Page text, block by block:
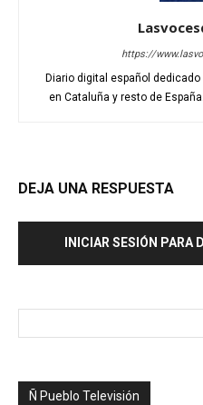
https://
Diario digital español
en Cataluña y resto de
DEJA UNA RESPUESTA
INICIAR SESIÓN PARA
Ñ Pueblo Televisión